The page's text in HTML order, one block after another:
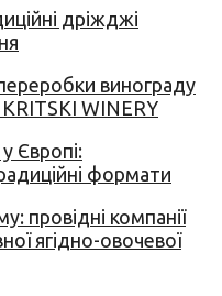
дріжджі
винограду
WINERY
Європі:
формати
провідні компанії
ягідно-овочевої